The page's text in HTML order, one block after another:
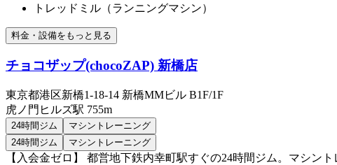
トレッドミル（ランニングマシン）
料金・設備をもっと見る
チョコザップ(chocoZAP) 新橋店
東京都港区新橋1-18-14 新橋MMビル B1F/1F
虎ノ門ヒルズ駅 755m
24時間ジム
マシントレーニング
24時間ジム
マシントレーニング
【入会金ゼロ】 都営地下鉄内幸町駅すぐの24時間ジム。マシン